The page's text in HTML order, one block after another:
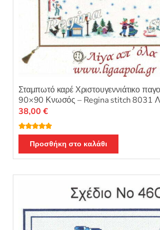
Σταμπωτό καρέ Χριστουγεννιάτικο
90×90 Κνωσός – Regina stitch 8031
Βαθμολογή
θηκε με 5.00
από 5
38,00 €
Προσθήκη στο καλάθι